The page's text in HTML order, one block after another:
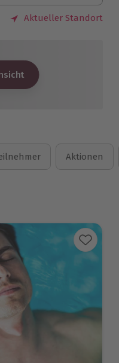
Aktueller Standort
Aktionen